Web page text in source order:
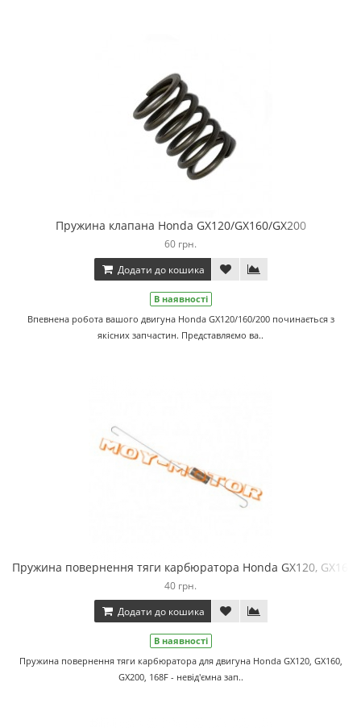
Пружина клапана Honda GX120/GX160/GX200
60 грн.
Додати до кошика
В наявності
Впевнена робота вашого двигуна Honda GX120/160/200 починається з
якісних запчастин. Представляємо ва..
Пружина повернення тяги карбюратора Honda GX120, GX160,
40 грн.
Додати до кошика
В наявності
Пружина повернення тяги карбюратора для двигуна Honda GX120, GX160,
GX200, 168F - невід'ємна зап..